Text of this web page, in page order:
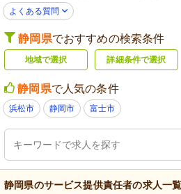
よくある質問
静岡県でおすすめの検索条件
地域で選択 詳細条件で選択
静岡県で人気の条件
浜松市 静岡市 富士市
静岡県のサービス提供責任者の求人一覧